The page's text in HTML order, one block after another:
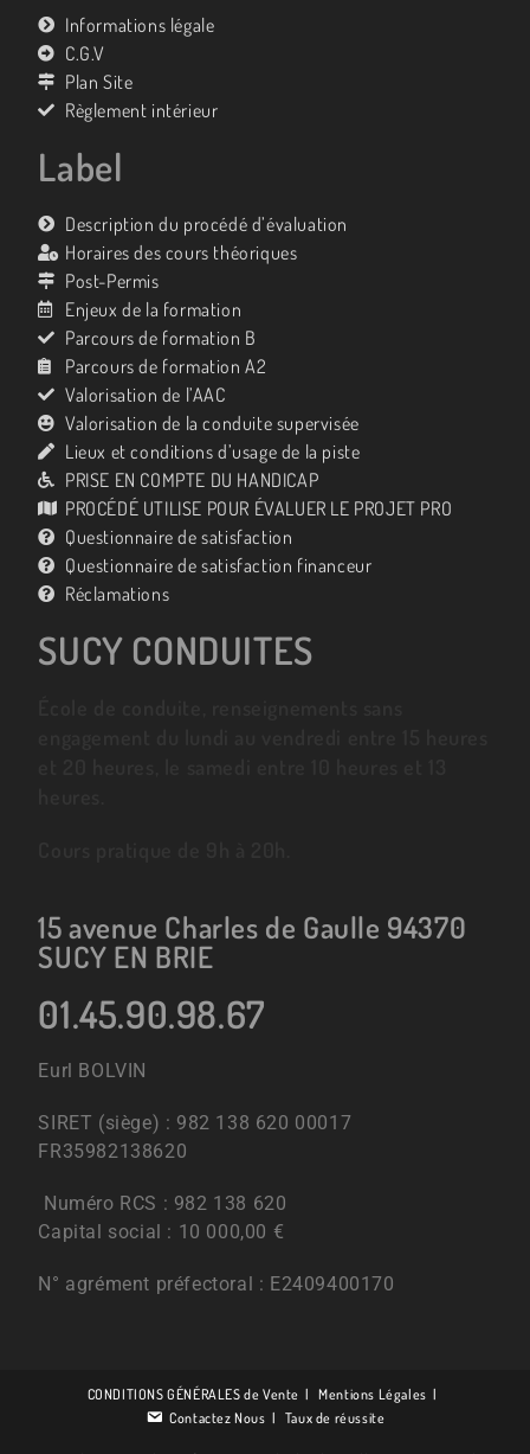
Informations légale
C.G.V
Plan Site
Règlement intérieur
Label
Description du procédé d’évaluation
Horaires des cours théoriques
Post-Permis
Enjeux de la formation
Parcours de formation B
Parcours de formation A2
Valorisation de l’AAC
Valorisation de la conduite supervisée
Lieux et conditions d’usage de la piste
PRISE EN COMPTE DU HANDICAP
PROCÉDÉ UTILISE POUR ÉVALUER LE PROJET PRO
Questionnaire de satisfaction
Questionnaire de satisfaction financeur
Réclamations
SUCY CONDUITES
15 avenue Charles de Gaulle 94370
SUCY EN BRIE
01.45.90.98.67
Eurl BOLVIN
SIRET (siège) : 982 138 620 00017
FR35982138620
Numéro RCS : 982 138 620
Capital social : 10 000,00 €
N° agrément préfectoral : E2409400170
CONDITIONS GÉNÉRALES de Vente
Mentions Légales
Contactez Nous
Taux de réussite